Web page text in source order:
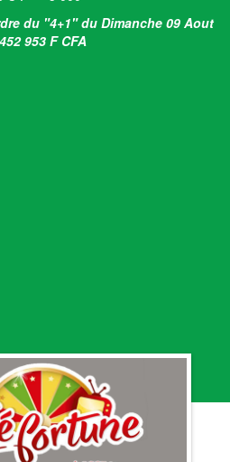
du "4+1" du Dimanche 09 Aout
953 F CFA